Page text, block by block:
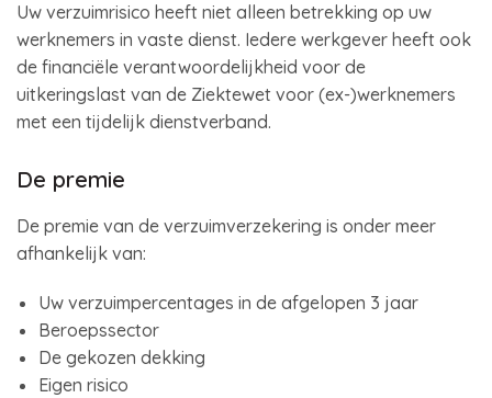
Uw verzuimrisico heeft niet alleen betrekking op uw
werknemers in vaste dienst. Iedere werkgever heeft ook
de financiële verantwoordelijkheid voor de
uitkeringslast van de Ziektewet voor (ex-)werknemers
met een tijdelijk dienstverband.
De premie
De premie van de verzuimverzekering is onder meer
afhankelijk van:
Uw verzuimpercentages in de afgelopen 3 jaar
Beroepssector
De gekozen dekking
Eigen risico